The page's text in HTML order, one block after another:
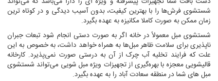
شستشوی فرش‌ها را با بهترین کیفیت، بدون آسیب دیدگی و در کوتاه ترین
زمان ممکن به صورت کاملا مکانیزه به عهده بگیرد.
شستشوی مبل معمولاً در خانه اگر به صورت دستی انجام شود تبعات جبران
ناپذیری برای سلامت ظاهر مبل‌ها به همراه خواهد داشت، به خصوص به این
علت که فرایند تخلیه آب چرک از آن به درستی صورت نمی‌پذیرد. کارخانه
قالیشویی معجزه با بهره‌گیری از تجهیزات ویژه مبل شویی می‌تواند شستشوی
مبل های شما در منطقه سعادت آباد را به عهده بگیرد.